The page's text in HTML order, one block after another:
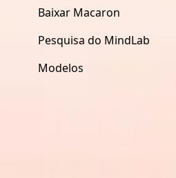
Baixar Macaron
Pesquisa do MindLab
Modelos